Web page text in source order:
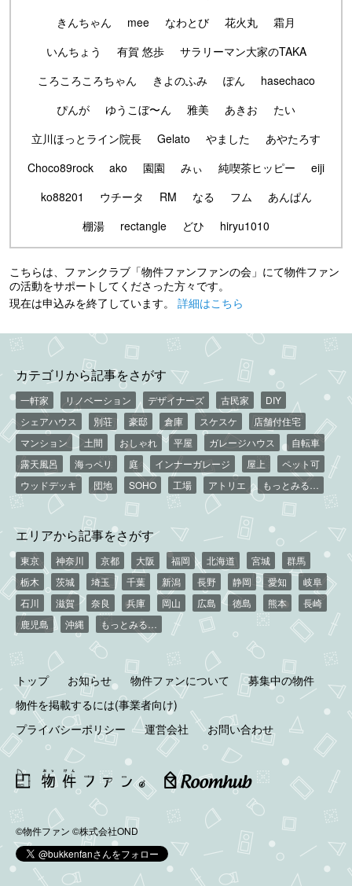
きんちゃん
mee なわとび 花火丸
霜月
いんちょう
有賀 悠歩
サラリーマン大家のTAKA
ころころころちゃん
きよのふみ ぽん
hasechaco
ぴんが
ゆうこぼ〜ん 雅美 あきお
たい
立川ほっとライン院長
Gelato やました
あやたろす
Choco89rock
ako 園園 みぃ 純喫茶ヒッピー
eiji
ko88201
ウチータ RM なる フム
あんぱん
棚湯
rectangle どひ hiryu1010
こちらは、ファンクラブ「物件ファンファンの会」にて物件ファン
の活動をサポートしてくださった方々です。
現在は申込みを終了しています。 詳細はこちら
カテゴリから記事をさがす
一軒家 リノベーション デザイナーズ 古民家
DIY
シェアハウス
別荘 豪邸 倉庫 スケスケ
店舗付住宅
マンション
土間 おしゃれ 平屋 ガレージハウス
自転車
露天風呂
海っペリ 庭 インナーガレージ 屋上
ペット可
ウッドデッキ
団地 SOHO 工場 アトリエ もっとみる…
エリアから記事をさがす
東京 神奈川 京都 大阪 福岡 北海道 宮城
群馬
栃木
茨城 埼玉 千葉 新潟 長野 静岡 愛知
岐阜
石川
滋賀 奈良 兵庫 岡山 広島 徳島 熊本
長崎
鹿児島
沖縄 もっとみる…
トップ お知らせ 物件ファンについて
募集中の物件
物件を掲載するには(事業者向け)
プライバシーポリシー
運営会社 お問い合わせ
©物件ファン ©株式会社OND